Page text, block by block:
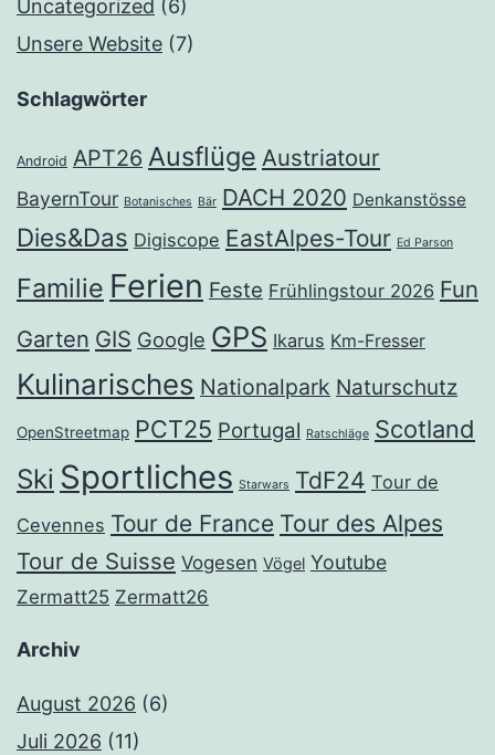
Uncategorized (6)
Unsere Website (7)
Schlagwörter
Android APT26 Ausflüge Austriatour
BayernTour Botanisches Bär DACH 2020 Denkanstösse
Dies&Das Digiscope EastAlpes-Tour Ed Parson
Familie Ferien Feste Frühlingstour 2026 Fun
Garten GIS Google GPS Ikarus Km-Fresser
Kulinarisches Nationalpark Naturschutz
OpenStreetmap PCT25 Portugal Ratschläge Scotland
Ski Sportliches Starwars TdF24 Tour de
Cevennes Tour de France Tour des Alpes
Tour de Suisse Vogesen Vögel Youtube
Zermatt25 Zermatt26
Archiv
August 2026 (6)
Juli 2026 (11)